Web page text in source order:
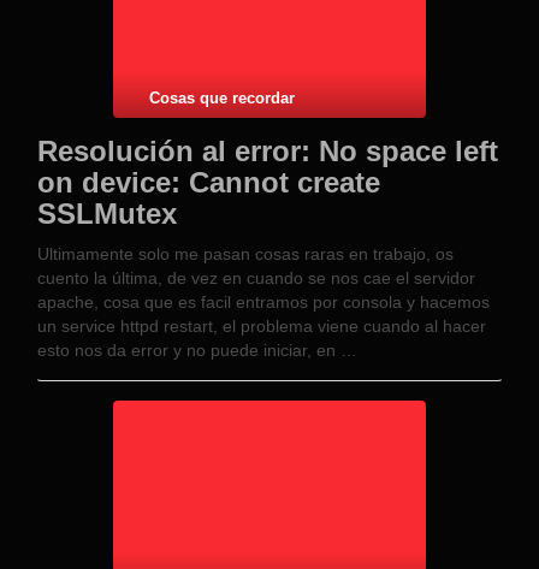
Cosas que recordar
Resolución al error: No space left
on device: Cannot create
SSLMutex
Ultimamente solo me pasan cosas raras en trabajo, os
cuento la última, de vez en cuando se nos cae el servidor
apache, cosa que es facil entramos por consola y hacemos
un service httpd restart, el problema viene cuando al hacer
esto nos da error y no puede iniciar, en …